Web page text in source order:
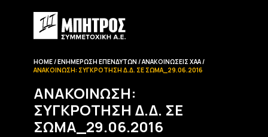
HOME ΕΝΗΜΈΡΩΣΗ EΠΕΝΔΥΤΏΝ
ΑΝΑΚΟΙΝΏΣΕΙΣ ΧΑΑ
ΑΝΑΚΟΊΝΩΣΗ: ΣΥΓΚΡΌΤΗΣΗ Δ.Δ. ΣΕ ΣΏΜΑ_29.06.2016
ΑΝΑΚΟΊΝΩΣΗ:
ΣΥΓΚΡΌΤΗΣΗ Δ.Δ. ΣΕ
ΣΏΜΑ_29.06.2016